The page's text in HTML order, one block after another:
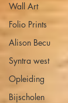
Wall Art
Folio Prints
Alison Becu
Syntra west
Opleiding
Bijscholen